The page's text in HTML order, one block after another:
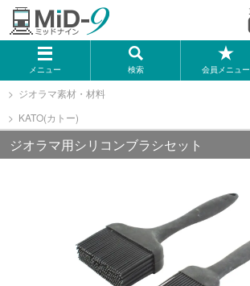
メニュー 検索 会員メニュー
メーカー一覧
TOMIX
KATO
マイクロエース
ジオラマ素材・材料
KATO(カトー)
ジオラマ用シリコンブラシセット